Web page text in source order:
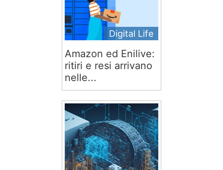
Digital Life
Amazon ed Enilive:
ritiri e resi arrivano
nelle...